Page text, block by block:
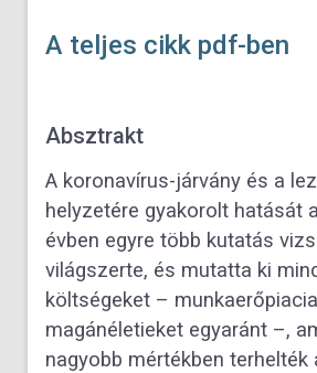
A teljes cikk pdf-ben
Absztrakt
A koronavírus-járvány és a
helyzetére gyakorolt hatását
évben egyre több kutatás
világszerte, és mutatta ki
költségeket –
magánéletieket egyaránt –,
nagyobb mértékben terhelték